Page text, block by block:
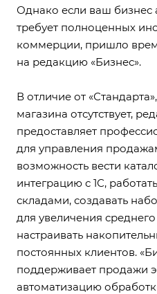
Однако если ваш бизнес
требует полноценных
коммерции, пришло
на редакцию «Бизнес».
В отличие от
магазина отсутствует,
предоставляет
для управления
возможность вести
интеграцию с 1С,
складами, создавать
для увеличения
настраивать
постоянных клиентов.
поддерживает продажи
автоматизацию